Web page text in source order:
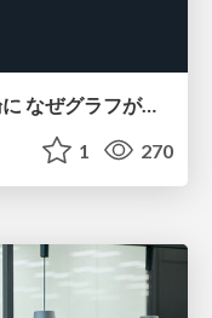
AIエージェントの知識表現と推論に なぜグラフが使われるのか - 記号的AIの復権とニューラルAIとの統合
1 270